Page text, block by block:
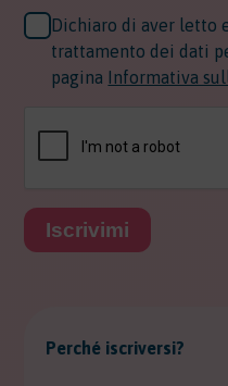
Dichiaro di aver letto
trattamento dei dati
pagina Informativa
Iscrivimi
Perché iscriversi?